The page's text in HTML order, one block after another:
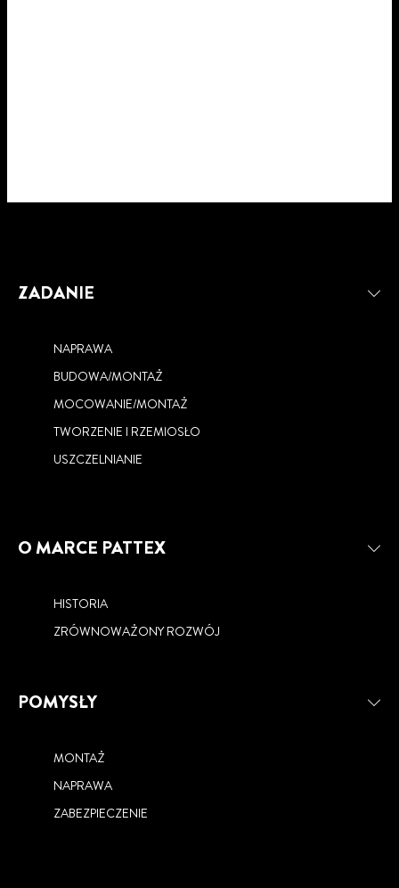
ZADANIE
NAPRAWA
BUDOWA/MONTAŻ
MOCOWANIE/MONTAŻ
TWORZENIE I RZEMIOSŁO
USZCZELNIANIE
O MARCE PATTEX
HISTORIA
ZRÓWNOWAŻONY ROZWÓJ
POMYSŁY
MONTAŻ
NAPRAWA
ZABEZPIECZENIE